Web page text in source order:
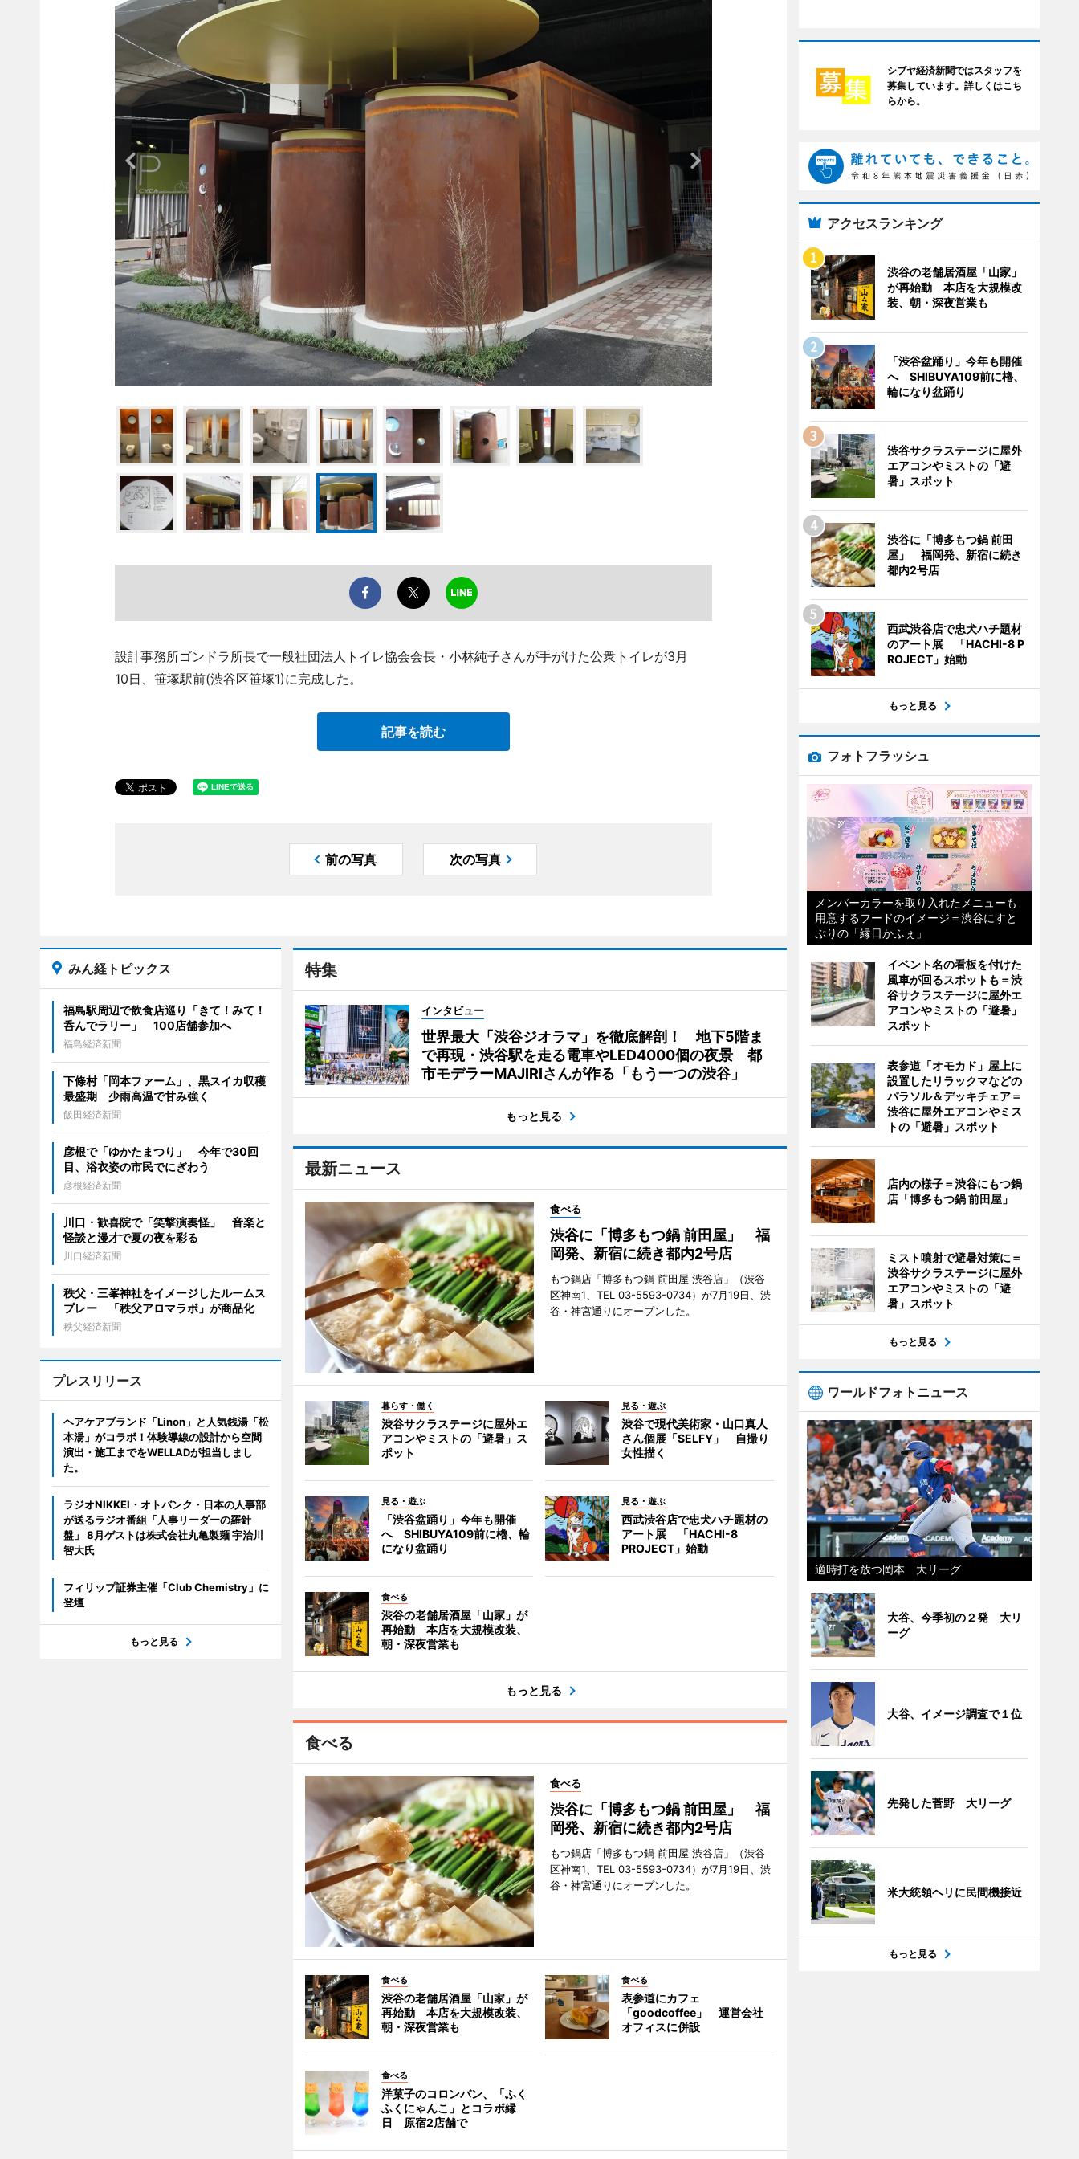
設計事務所ゴンドラ所長で一般社団法人トイレ協会会長・小林純子さんが手がけた公衆トイレが3月
10日、笹塚駅前(渋谷区笹塚1)に完成した。
記事を読む
前の写真 次の写真
特集
インタビュー
世界最大「渋谷ジオラマ」を徹底解剖！ 地下5階ま
で再現・渋谷駅を走る電車やLED4000個の夜景 都
市モデラーMAJIRIさんが作る「もう一つの渋谷」
もっと見る
最新ニュース
食べる
渋谷に「博多もつ鍋 前田屋」 福
岡発、新宿に続き都内2号店
もつ鍋店「博多もつ鍋 前田屋 渋谷店」（渋谷
区神南1、TEL 03-5593-0734）が7月19日、渋
谷・神宮通りにオープンした。
暮らす・働く
渋谷サクラステージに屋外エ
アコンやミストの「避暑」ス
ポット
見る・遊ぶ
渋谷で現代美術家・山口真人
さん個展「SELFY」 自撮り
女性描く
見る・遊ぶ
「渋谷盆踊り」今年も開催
へ SHIBUYA109前に櫓、輪
になり盆踊り
見る・遊ぶ
西武渋谷店で忠犬ハチ題材の
アート展 「HACHI-8
PROJECT」始動
食べる
渋谷の老舗居酒屋「山家」が
再始動 本店を大規模改装、
朝・深夜営業も
もっと見る
食べる
食べる
渋谷に「博多もつ鍋 前田屋」 福
岡発、新宿に続き都内2号店
もつ鍋店「博多もつ鍋 前田屋 渋谷店」（渋谷
区神南1、TEL 03-5593-0734）が7月19日、渋
谷・神宮通りにオープンした。
食べる
渋谷の老舗居酒屋「山家」が
再始動 本店を大規模改装、
朝・深夜営業も
食べる
表参道にカフェ
「goodcoffee」 運営会社
オフィスに併設
食べる
洋菓子のコロンバン、「ふく
ふくにゃんこ」とコラボ縁
日 原宿2店舗で
みん経トピックス
福島駅周辺で飲食店巡り「きて！みて！
呑んでラリー」 100店舗参加へ
福島経済新聞
下條村「岡本ファーム」、黒スイカ収穫
最盛期 少雨高温で甘み強く
飯田経済新聞
彦根で「ゆかたまつり」 今年で30回
目、浴衣姿の市民でにぎわう
彦根経済新聞
川口・歓喜院で「笑撃演奏怪」 音楽と
怪談と漫才で夏の夜を彩る
川口経済新聞
秩父・三峯神社をイメージしたルームス
プレー 「秩父アロマラボ」が商品化
秩父経済新聞
プレスリリース
ヘアケアブランド「Linon」と人気銭湯「松
本湯」がコラボ！体験導線の設計から空間
演出・施工までをWELLADが担当しまし
た。
ラジオNIKKEI・オトバンク・日本の人事部
が送るラジオ番組「人事リーダーの羅針
盤」 8月ゲストは株式会社丸亀製麺 宇治川
智大氏
フィリップ証券主催「Club Chemistry」に
登壇
もっと見る
シブヤ経済新聞ではスタッフを
募集しています。詳しくはこち
らから。
アクセスランキング
渋谷の老舗居酒屋「山家」
が再始動 本店を大規模改
装、朝・深夜営業も
「渋谷盆踊り」今年も開催
へ SHIBUYA109前に櫓、
輪になり盆踊り
渋谷サクラステージに屋外
エアコンやミストの「避
暑」スポット
渋谷に「博多もつ鍋 前田
屋」 福岡発、新宿に続き
都内2号店
西武渋谷店で忠犬ハチ題材
のアート展 「HACHI-8 P
ROJECT」始動
もっと見る
フォトフラッシュ
メンバーカラーを取り入れたメニューも
用意するフードのイメージ＝渋谷にすと
ぷりの「縁日かふぇ」
イベント名の看板を付けた
風車が回るスポットも＝渋
谷サクラステージに屋外エ
アコンやミストの「避暑」
スポット
表参道「オモカド」屋上に
設置したリラックマなどの
パラソル＆デッキチェア＝
渋谷に屋外エアコンやミス
トの「避暑」スポット
店内の様子＝渋谷にもつ鍋
店「博多もつ鍋 前田屋」
ミスト噴射で避暑対策に＝
渋谷サクラステージに屋外
エアコンやミストの「避
暑」スポット
もっと見る
ワールドフォトニュース
適時打を放つ岡本 大リーグ
大谷、今季初の２発 大リ
ーグ
大谷、イメージ調査で１位
先発した菅野 大リーグ
米大統領ヘリに民間機接近
もっと見る